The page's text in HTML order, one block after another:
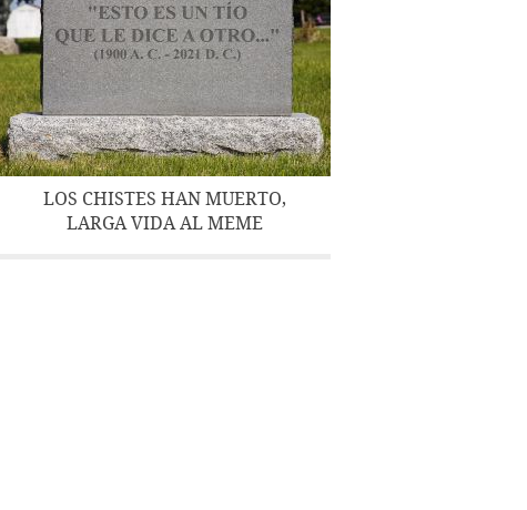
LOS CHISTES HAN MUERTO,
LARGA VIDA AL MEME